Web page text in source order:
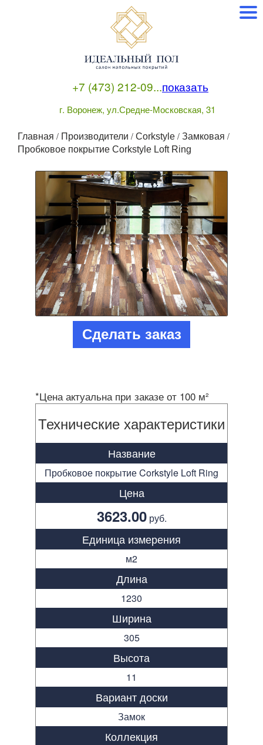
+7 (473) 212-09...показать
г. Воронеж, ул.Средне-Московская, 31
Главная / Производители / Corkstyle / Замковая /
Пробковое покрытие Corkstyle Loft Ring
Сделать заказ
*Цена актуальна при заказе от 100 м²
Технические характеристики
Название
Пробковое покрытие Corkstyle Loft Ring
Цена
3623.00руб.
Единица измерения
м2
Длина
1230
Ширина
305
Высота
11
Вариант доски
Замок
Коллекция